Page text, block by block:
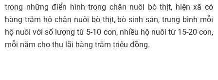
trong những điển hình trong chăn nuôi bò thịt, hiện xã có
hàng trăm hộ chăn nuôi bò thịt, bò sinh sản, trung bình mỗi
hộ nuôi với số lượng từ 5-10 con, nhiều hộ nuôi từ 15-20 con,
mỗi năm cho thu lãi hàng trăm triệu đồng.